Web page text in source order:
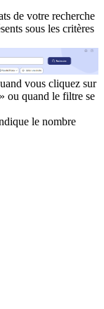
de votre recherche
sous les critères
vous cliquez sur
quand le filtre se
le nombre